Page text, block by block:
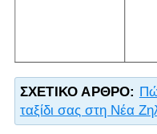
ΣΧΕΤΙΚΌ ΆΡΘΡΟ:
ταξίδι σας στη Νέα